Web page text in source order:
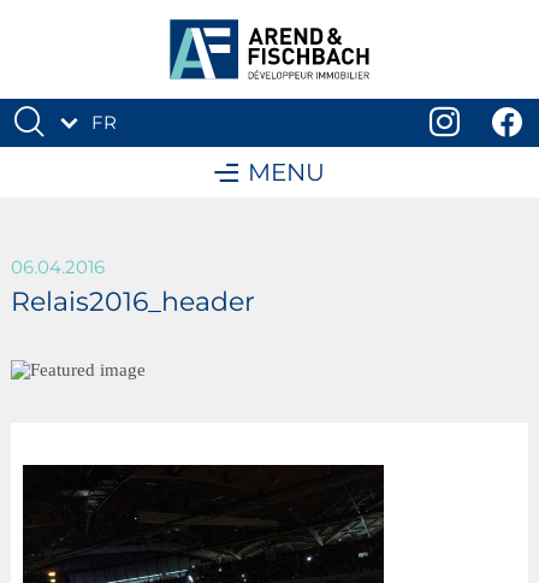
FR
MENU
06.04.2016
Relais2016_header